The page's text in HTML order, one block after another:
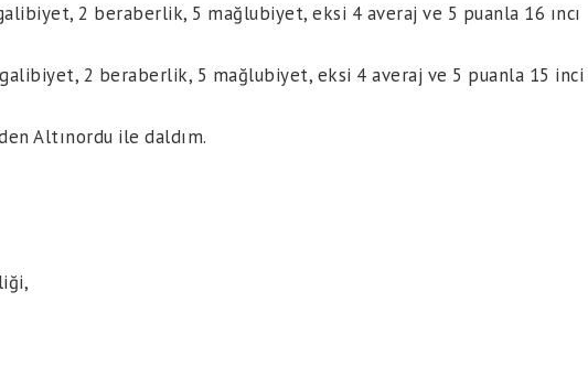
2 beraberlik, 5 mağlubiyet, eksi 4 averaj ve 5 puanla 16 ıncı
2 beraberlik, 5 mağlubiyet, eksi 4 averaj ve 5 puanla 15 inci
Altınordu ile daldım.